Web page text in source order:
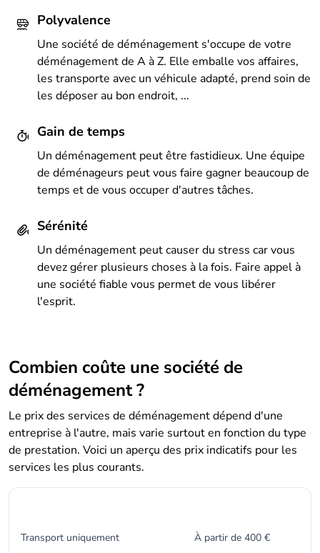
Polyvalence
Une société de déménagement s'occupe de votre
déménagement de A à Z. Elle emballe vos affaires,
les transporte avec un véhicule adapté, prend soin de
les déposer au bon endroit, ...
Gain de temps
Un déménagement peut être fastidieux. Une équipe
de déménageurs peut vous faire gagner beaucoup de
temps et de vous occuper d'autres tâches.
Sérénité
Un déménagement peut causer du stress car vous
devez gérer plusieurs choses à la fois. Faire appel à
une société fiable vous permet de vous libérer
l'esprit.
Combien coûte une société de
déménagement ?
Le prix des services de déménagement dépend d'une
entreprise à l'autre, mais varie surtout en fonction du type
de prestation. Voici un aperçu des prix indicatifs pour les
services les plus courants.
Transport uniquement À partir de 400 €